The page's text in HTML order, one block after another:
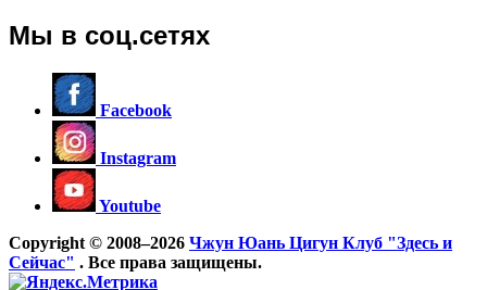
Мы в соц.сетях
Facebook
Instagram
Youtube
Copyright © 2008–2026 Чжун Юань Цигун Клуб "Здесь и
Сейчас" . Все права защищены.